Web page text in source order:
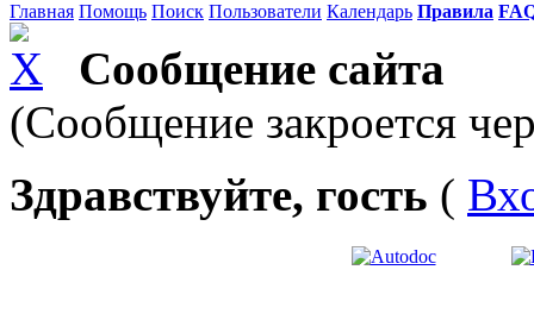
Главная Помощь Поиск Пользователи Календарь Правила
Сообщение сайта
(Сообщение закроется
Здравствуйте, гость (